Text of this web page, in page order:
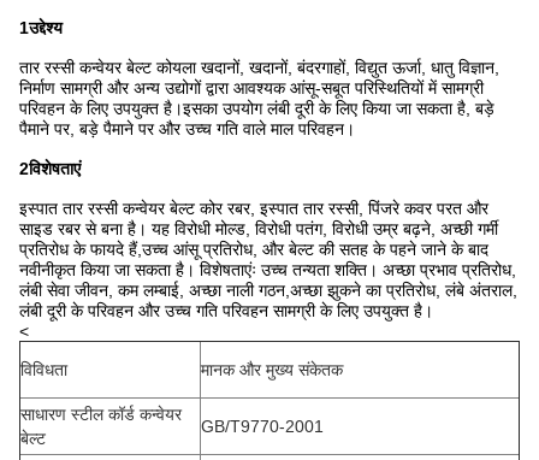
1उद्देश्य
तार रस्सी कन्वेयर बेल्ट कोयला खदानों, खदानों, बंदरगाहों, विद्युत ऊर्जा, धातु विज्ञान,
निर्माण सामग्री और अन्य उद्योगों द्वारा आवश्यक आंसू-सबूत परिस्थितियों में सामग्री
परिवहन के लिए उपयुक्त है।इसका उपयोग लंबी दूरी के लिए किया जा सकता है, बड़े
पैमाने पर, बड़े पैमाने पर और उच्च गति वाले माल परिवहन।
2विशेषताएं
इस्पात तार रस्सी कन्वेयर बेल्ट कोर रबर, इस्पात तार रस्सी, पिंजरे कवर परत और
साइड रबर से बना है। यह विरोधी मोल्ड, विरोधी पतंग, विरोधी उम्र बढ़ने, अच्छी गर्मी
प्रतिरोध के फायदे हैं,उच्च आंसू प्रतिरोध, और बेल्ट की सतह के पहने जाने के बाद
नवीनीकृत किया जा सकता है। विशेषताएंः उच्च तन्यता शक्ति। अच्छा प्रभाव प्रतिरोध,
लंबी सेवा जीवन, कम लम्बाई, अच्छा नाली गठन,अच्छा झुकने का प्रतिरोध, लंबे अंतराल,
लंबी दूरी के परिवहन और उच्च गति परिवहन सामग्री के लिए उपयुक्त है।
<
विविधता
मानक और मुख्य संकेतक
साधारण स्टील कॉर्ड कन्वेयर
बेल्ट
GB/T9770-2001